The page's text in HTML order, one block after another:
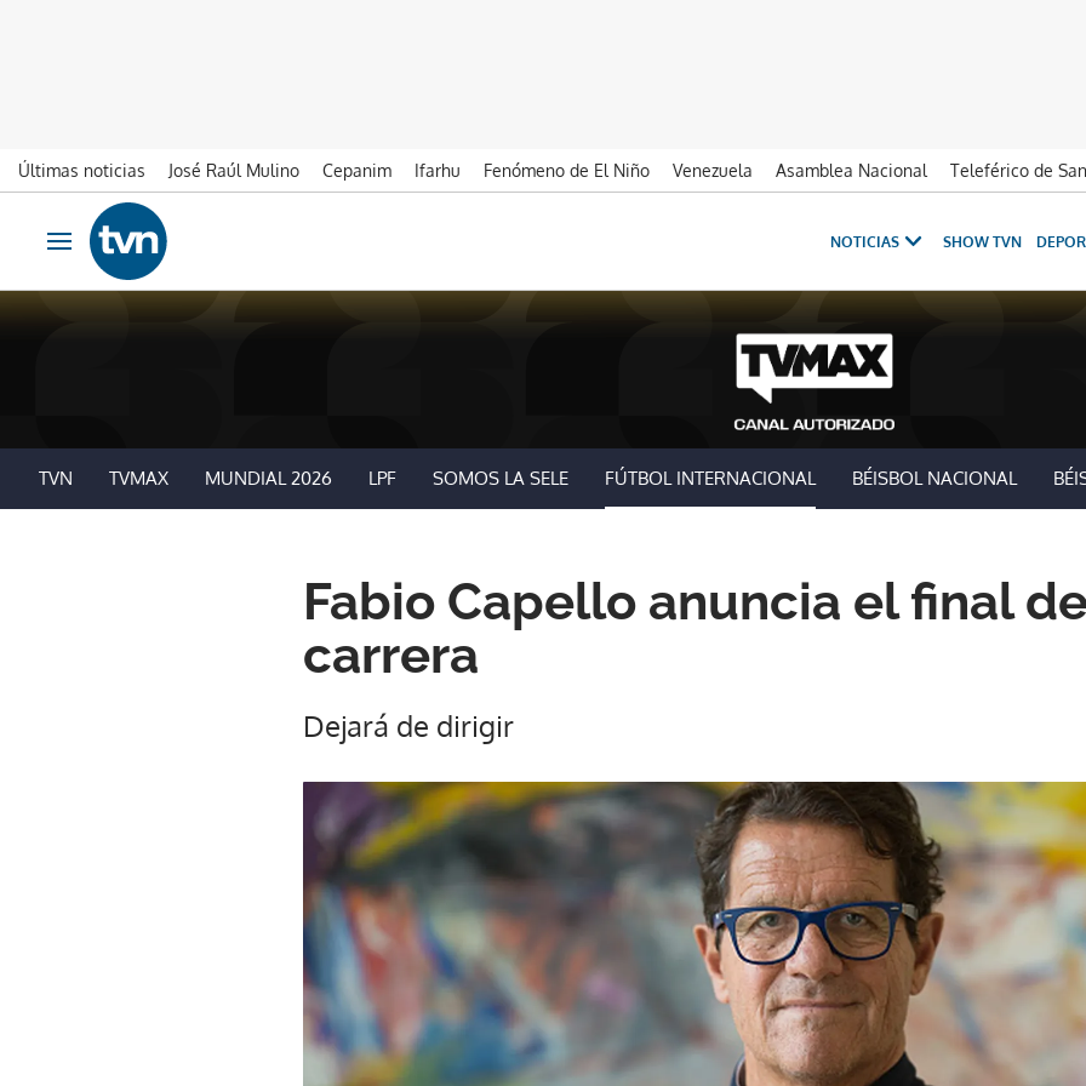
Últimas noticias José Raúl Mulino Cepanim Ifarhu Fenómeno de El Niño Venezuela Asamblea Nacional
Teleférico de
Ir al contenido
Obrir navegació
NOTICIAS SHOW TVN
TVN TVMAX MUNDIAL 2026 LPF SOMOS LA SELE FÚTBOL INTERNACIONAL BÉISBOL NACIONAL
Fabio Capello anuncia el final
carrera
Dejará de dirigir